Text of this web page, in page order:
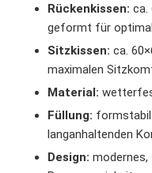
Rückenkissen: ca.
geformt für
Sitzkissen: ca.
maximalen
Material:
Füllung:
langanhaltenden
Design: